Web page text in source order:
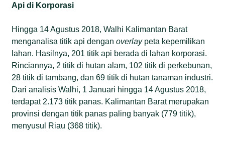
Api di Korporasi
Hingga 14 Agustus 2018, Walhi Kalimantan Barat
menganalisa titik api denganoverlaypeta kepemilikan
lahan. Hasilnya, 201 titik api berada di lahan korporasi.
Rinciannya, 2 titik di hutan alam, 102 titik di perkebunan,
28 titik di tambang, dan 69 titik di hutan tanaman industri.
Dari analisis Walhi, 1 Januari hingga 14 Agustus 2018,
terdapat 2.173 titik panas. Kalimantan Barat merupakan
provinsi dengan titik panas paling banyak (779 titik),
menyusul Riau (368 titik).